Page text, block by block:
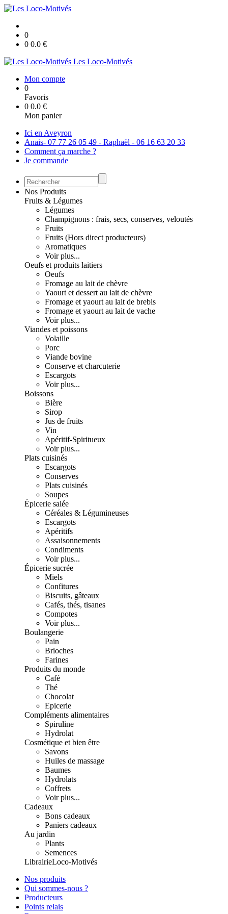
0
0 0.0 €
Les Loco-Motivés
Mon compte
0
Favoris
0 0.0 €
Mon panier
Ici en Aveyron
Anais- 07 77 26 05 49 - Raphaël - 06 16 63 20 33
Comment ça marche ?
Je commande
Nos Produits
Fruits & Légumes
Légumes
Champignons : frais, secs, conserves, veloutés
Fruits
Fruits (Hors direct producteurs)
Aromatiques
Voir plus...
Oeufs et produits laitiers
Oeufs
Fromage au lait de chèvre
Yaourt et dessert au lait de chèvre
Fromage et yaourt au lait de brebis
Fromage et yaourt au lait de vache
Voir plus...
Viandes et poissons
Volaille
Porc
Viande bovine
Conserve et charcuterie
Escargots
Voir plus...
Boissons
Bière
Sirop
Jus de fruits
Vin
Apéritif-Spiritueux
Voir plus...
Plats cuisinés
Escargots
Conserves
Plats cuisinés
Soupes
Épicerie salée
Céréales & Légumineuses
Escargots
Apéritifs
Assaisonnements
Condiments
Voir plus...
Épicerie sucrée
Miels
Confitures
Biscuits, gâteaux
Cafés, thés, tisanes
Compotes
Voir plus...
Boulangerie
Pain
Brioches
Farines
Produits du monde
Café
Thé
Chocolat
Epicerie
Compléments alimentaires
Spiruline
Hydrolat
Cosmétique et bien être
Savons
Huiles de massage
Baumes
Hydrolats
Coffrets
Voir plus...
Cadeaux
Bons cadeaux
Paniers cadeaux
Au jardin
Plants
Semences
LibrairieLoco-Motivés
Nos produits
Qui sommes-nous ?
Producteurs
Points relais